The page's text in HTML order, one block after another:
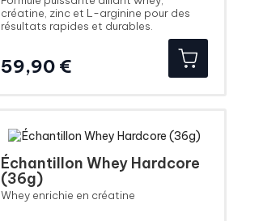
créatine, zinc et L-arginine pour des
résultats rapides et durables.
59,90 €Prix
Échantillon Whey Hardcore
(36g)
Whey enrichie en créatine